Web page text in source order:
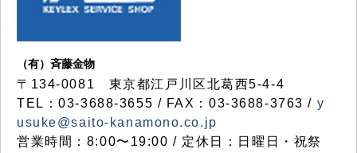
（有）斉藤金物
〒134-0081 東京都江戸川区北葛西5-4-4
TEL：03-3688-3655 / FAX：03-3688-3763 / y
usuke@saito-kanamono.co.jp
営業時間：8:00〜19:00 / 定休日：日曜日・祝祭